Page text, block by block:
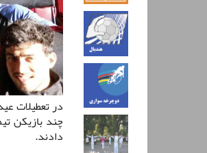
در تعطیلات
چند بازیکن
دادند.